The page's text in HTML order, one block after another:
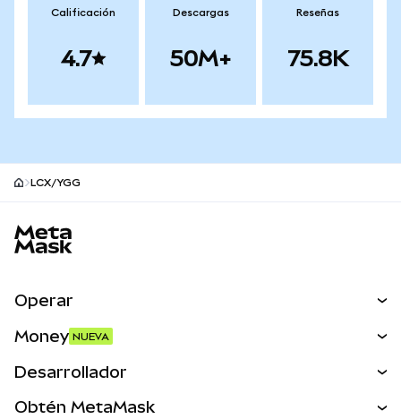
Calificación
4.7
Descargas
50M+
Reseñas
75.8K
LCX/YGG
Operar
Activos del mundo real
Money NUEVA
Desarrollador
Obtén MetaMask